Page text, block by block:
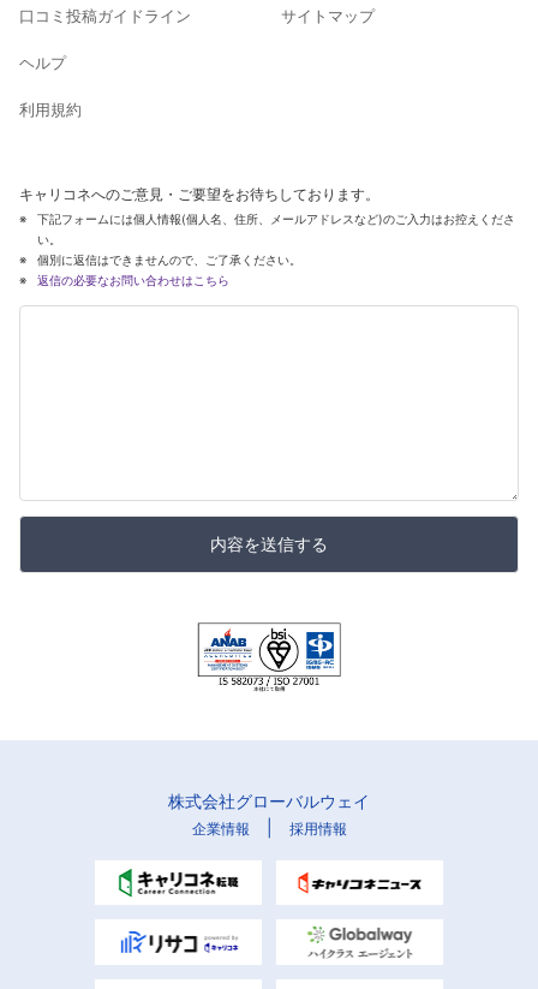
口コミ投稿ガイドライン
ヘルプ
利用規約
サイトマップ
キャリコネへのご意見・ご要望をお待ちしております。
下記フォームには個人情報(個人名、住所、メールアドレスなど)のご入力はお控えくださ
い。
個別に返信はできませんので、ご了承ください。
返信の必要なお問い合わせはこちら
内容を送信する
株式会社グローバルウェイ
企業情報 採用情報